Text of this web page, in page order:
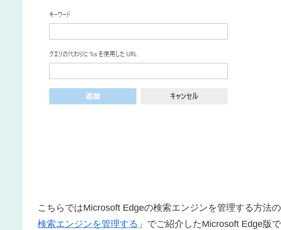
こちらではMicrosoft Edgeの検索エンジンを管理する方法
検索エンジンを管理する 」でご紹介したMicrosoft Edge版